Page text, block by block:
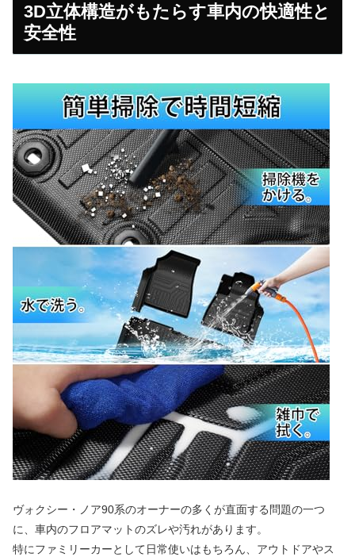
3D立体構造がもたらす車内の快適性と
安全性
ヴォクシー・ノア90系のオーナーの多くが直面する問題の一つ
に、車内のフロアマットのズレや汚れがあります。
特にファミリーカーとして日常使いはもちろん、アウトドアやス